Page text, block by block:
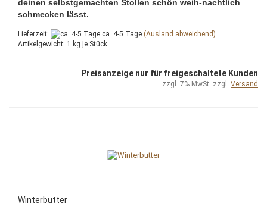
deinen selbstgemachten Stollen schön weih-nachtlich
schmecken lässt.
Lieferzeit: ca. 4-5 Tage (Ausland abweichend)
Artikelgewicht: 1 kg je Stück
Preisanzeige nur für freigeschaltete Kunden
zzgl. 7% MwSt. zzgl. Versand
Winterbutter